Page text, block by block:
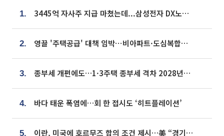
1. 3445억 자사주 지급 마쳤는데...삼성전자 DX노조, 뒤늦은 '떼쓰기 집회'
2. 영끌 '주택공급' 대책 임박⋯비아파트·도심복합까지 총동원
3. 종부세 개편에도…1·3주택 종부세 격차 2028년부터 확대
4. 바다 태운 폭염에…회 한 접시도 ‘히트플레이션’
5. 이란, 미국에 호르무즈 합의 조건 제시…美 “경기 아직 안 끝나” [종합]